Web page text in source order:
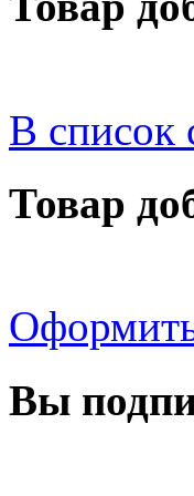
В список
Товар
Оформить
Вы